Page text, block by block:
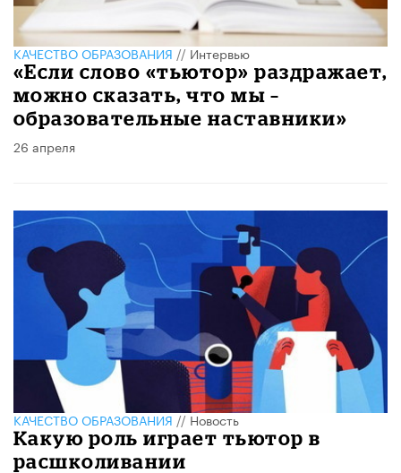
КАЧЕСТВО ОБРАЗОВАНИЯ//Интервью
«Если слово «тьютор» раздражает,
можно сказать, что мы –
образовательные наставники»
26 апреля
КАЧЕСТВО ОБРАЗОВАНИЯ//Новость
Какую роль играет тьютор в
расшколивании